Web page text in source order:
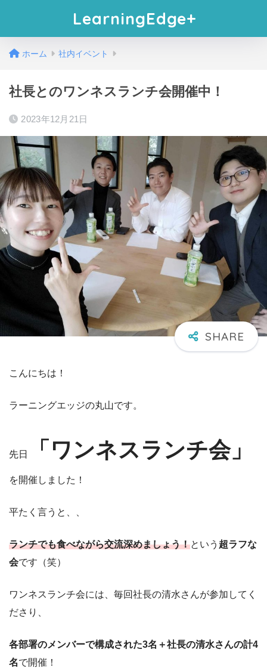
LearningEdge+
ホーム 社内イベント
社長とのワンネスランチ会開催中！
2023年12月21日
こんにちは！
ラーニングエッジの丸山です。
先日 「ワンネスランチ会」
を開催しました！
平たく言うと、、
ランチでも食べながら交流深めましょう！という 超ラフな
会です（笑）
ワンネスランチ会には、毎回社長の清水さんが参加してく
ださり、
各部署のメンバーで構成された3名＋社長の清水さんの計4
名で開催！